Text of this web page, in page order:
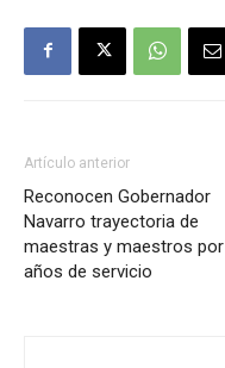
Artículo anterior
Reconocen Gobernador
Navarro trayectoria de
maestras y maestros por
años de servicio